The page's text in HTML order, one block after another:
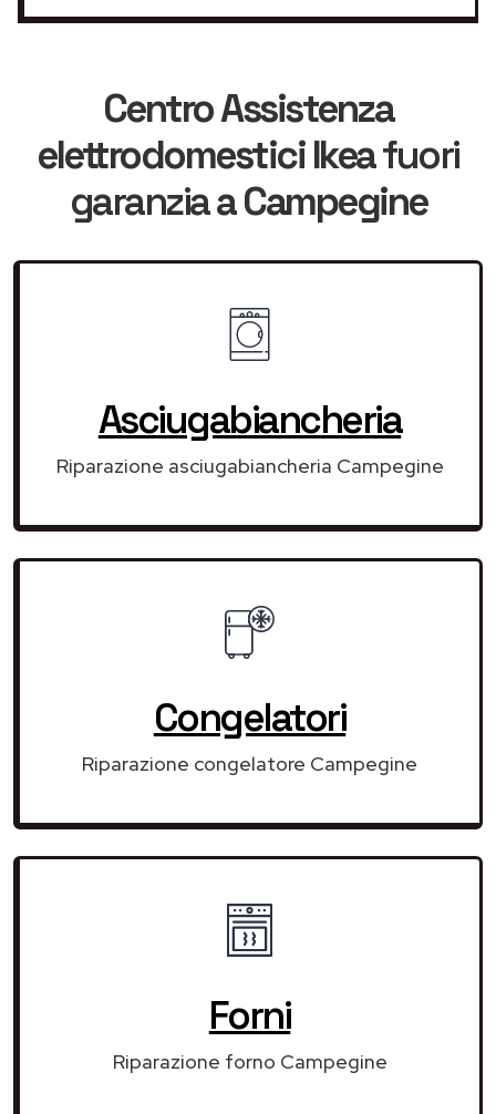
Centro Assistenza
elettrodomestici Ikeafuori
garanziaa Campegine
Asciugabiancheria
Riparazione asciugabiancheria Campegine
Congelatori
Riparazione congelatore Campegine
Forni
Riparazione forno Campegine